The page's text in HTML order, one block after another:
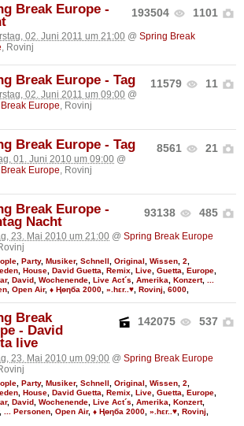
193504 1101
Break Europe -
02. Juni 2011 um 21:00 @ Spring Break
, Rovinj
11579 11
Break Europe - Tag
02. Juni 2011 um 09:00 @
Europe, Rovinj
8561 21
Break Europe - Tag
01. Juni 2010 um 09:00 @
Europe, Rovinj
93138 485
Break Europe -
Nacht
23. Mai 2010 um 21:00 @ Spring Break Europe
, Party, Musiker, Schnell, Original, Wissen, 2,
, House, David Guetta, Remix, Live, Guetta, Europe,
, David, Wochenende, Live Act´s, Amerika, Konzert, ...
, Open Air, ♦ Ңөηба 2000, ».hεr..♥, Rovinj, 6000,
142075 537
Break
- David
live
23. Mai 2010 um 09:00 @ Spring Break Europe
Rovinj
Party, Musiker, Schnell Original Wissen 2
House David Guetta Remix Live Guetta Europe
, David Wochenende Live Act´s Amerika Konzert,
... Personen Open Air, ♦ Ңөηба 2000 ».hεr..♥ Rovinj